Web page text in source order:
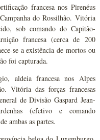
francesa nos Pirenéus
do Rossilhão. Vitória
sob comando do Capitão-
francesa (cerca de 200
se a existência de mortos ou
foi capturada.
aldeia francesa nos Alpes
Vitória das forças francesas
de Divisão Gaspard Jean-
(efetivo e comando
ambas as partes.